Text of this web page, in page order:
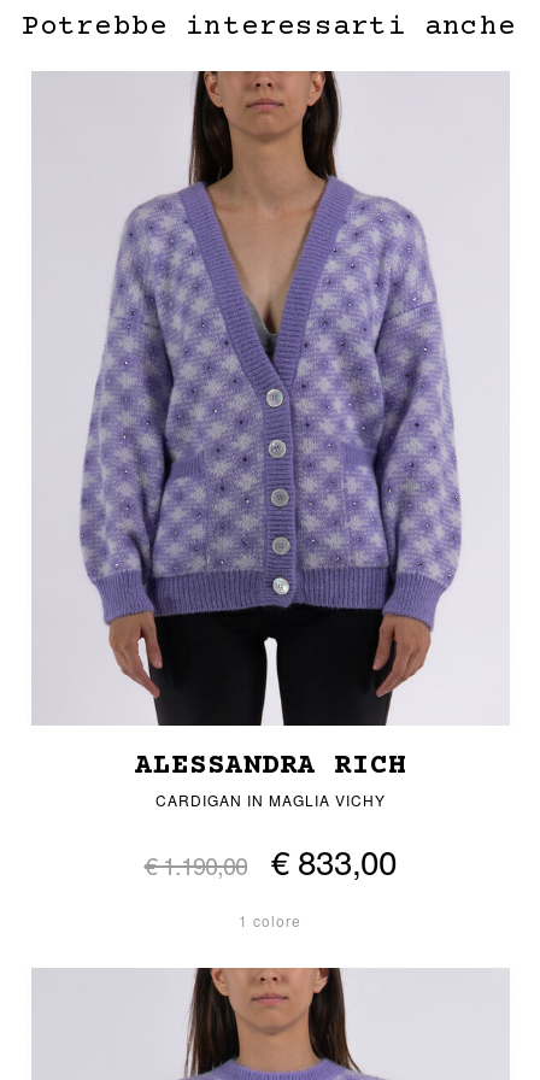
Potrebbe interessarti anche
ALESSANDRA RICH
CARDIGAN IN MAGLIA VICHY
€ 1.190,00 € 833,00
1 colore